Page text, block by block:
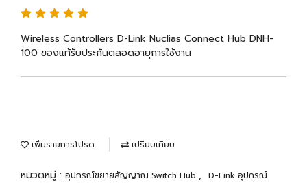
Wireless Controllers D-Link Nuclias Connect Hub DNH-
100 ของแท้รับประกันตลอดอายุการใช้งาน
เพิ่มรายการโปรด เปรียบเทียบ
หมวดหมู่ : อุปกรณ์ขยายสัญญาณ Switch Hub ,
D-Link อุปกรณ์